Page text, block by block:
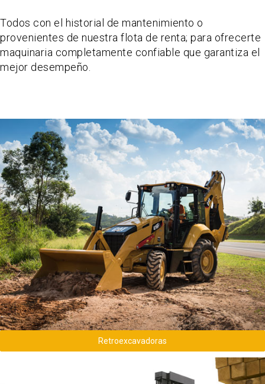
Todos con el historial de mantenimiento o
provenientes de nuestra flota de renta; para ofrecerte
maquinaria completamente confiable que garantiza el
mejor desempeño.
Conoce todas las retroexcavadoras usadas
disponibles
Retroexcavadoras